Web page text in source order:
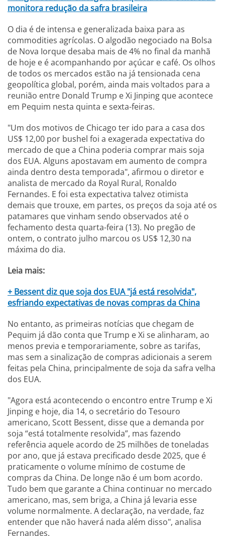
monitora redução da safra brasileira
O dia é de intensa e generalizada baixa para as
commodities agrícolas. O algodão negociado na Bolsa
de Nova Iorque desaba mais de 4% no final da manhã
de hoje e é acompanhando por açúcar e café. Os olhos
de todos os mercados estão na já tensionada cena
geopolítica global, porém, ainda mais voltados para a
reunião entre Donald Trump e Xi Jinping que acontece
em Pequim nesta quinta e sexta-feiras.
"Um dos motivos de Chicago ter ido para a casa dos
US$ 12,00 por bushel foi a exagerada expectativa do
mercado de que a China poderia comprar mais soja
dos EUA. Alguns apostavam em aumento de compra
ainda dentro desta temporada", afirmou o diretor e
analista de mercado da Royal Rural, Ronaldo
Fernandes. E foi esta expectativa talvez otimista
demais que trouxe, em partes, os preços da soja até os
patamares que vinham sendo observados até o
fechamento desta quarta-feira (13). No pregão de
ontem, o contrato julho marcou os US$ 12,30 na
máxima do dia.
Leia mais:
+ Bessent diz que soja dos EUA "já está resolvida",
esfriando expectativas de novas compras da China
No entanto, as primeiras notícias que chegam de
Pequim já dão conta que Trump e Xi se alinharam, ao
menos previa e temporariamente, sobre as tarifas,
mas sem a sinalização de compras adicionais a serem
feitas pela China, principalmente de soja da safra velha
dos EUA.
"Agora está acontecendo o encontro entre Trump e Xi
Jinping e hoje, dia 14, o secretário do Tesouro
americano, Scott Bessent, disse que a demanda por
soja “está totalmente resolvida”, mas fazendo
referência aquele acordo de 25 milhões de toneladas
por ano, que já estava precificado desde 2025, que é
praticamente o volume mínimo de costume de
compras da China. De longe não é um bom acordo.
Tudo bem que garante a China continuar no mercado
americano, mas, sem briga, a China já levaria esse
volume normalmente. A declaração, na verdade, faz
entender que não haverá nada além disso", analisa
Fernandes.